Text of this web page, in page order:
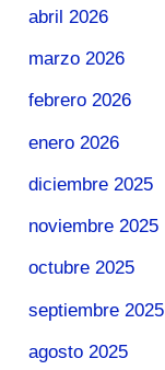
abril 2026
marzo 2026
febrero 2026
enero 2026
diciembre 2025
noviembre 2025
octubre 2025
septiembre 2025
agosto 2025